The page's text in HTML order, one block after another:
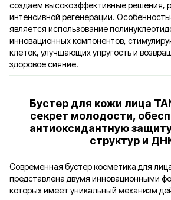
создаем высокоэффективные решения,
интенсивной регенерации.
является использование
инновационных компонентов,
клеток, улучшающих упругость и
здоровое сияние.
Бустер для кожи лица
секрет молодости,
антиоксидантную
структур и
Современная бустер косметика для
представлена двумя инновационными
которых имеет уникальный механизм